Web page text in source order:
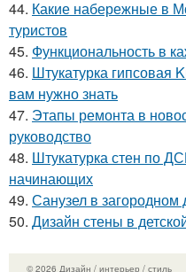
44. Какие набережные в
туристов
45. Функциональность в
46. Штукатурка гипсовая
вам нужно знать
47. Этапы ремонта в
руководство
48. Штукатурка стен по
начинающих
49. Санузел в загородном
50. Дизайн стены в
© 2026 Дизайн / интерьер / стиль